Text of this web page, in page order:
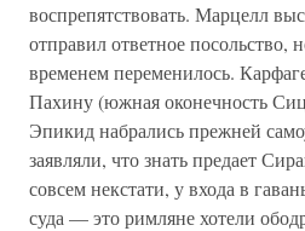
воспрепятствовать. Марцелл
отправил ответное посольство,
временем переменилось.
Пахину (южная оконечность
Эпикид набрались прежней
заявляли, что знать предает
совсем некстати, у входа в
суда — это римляне хотели